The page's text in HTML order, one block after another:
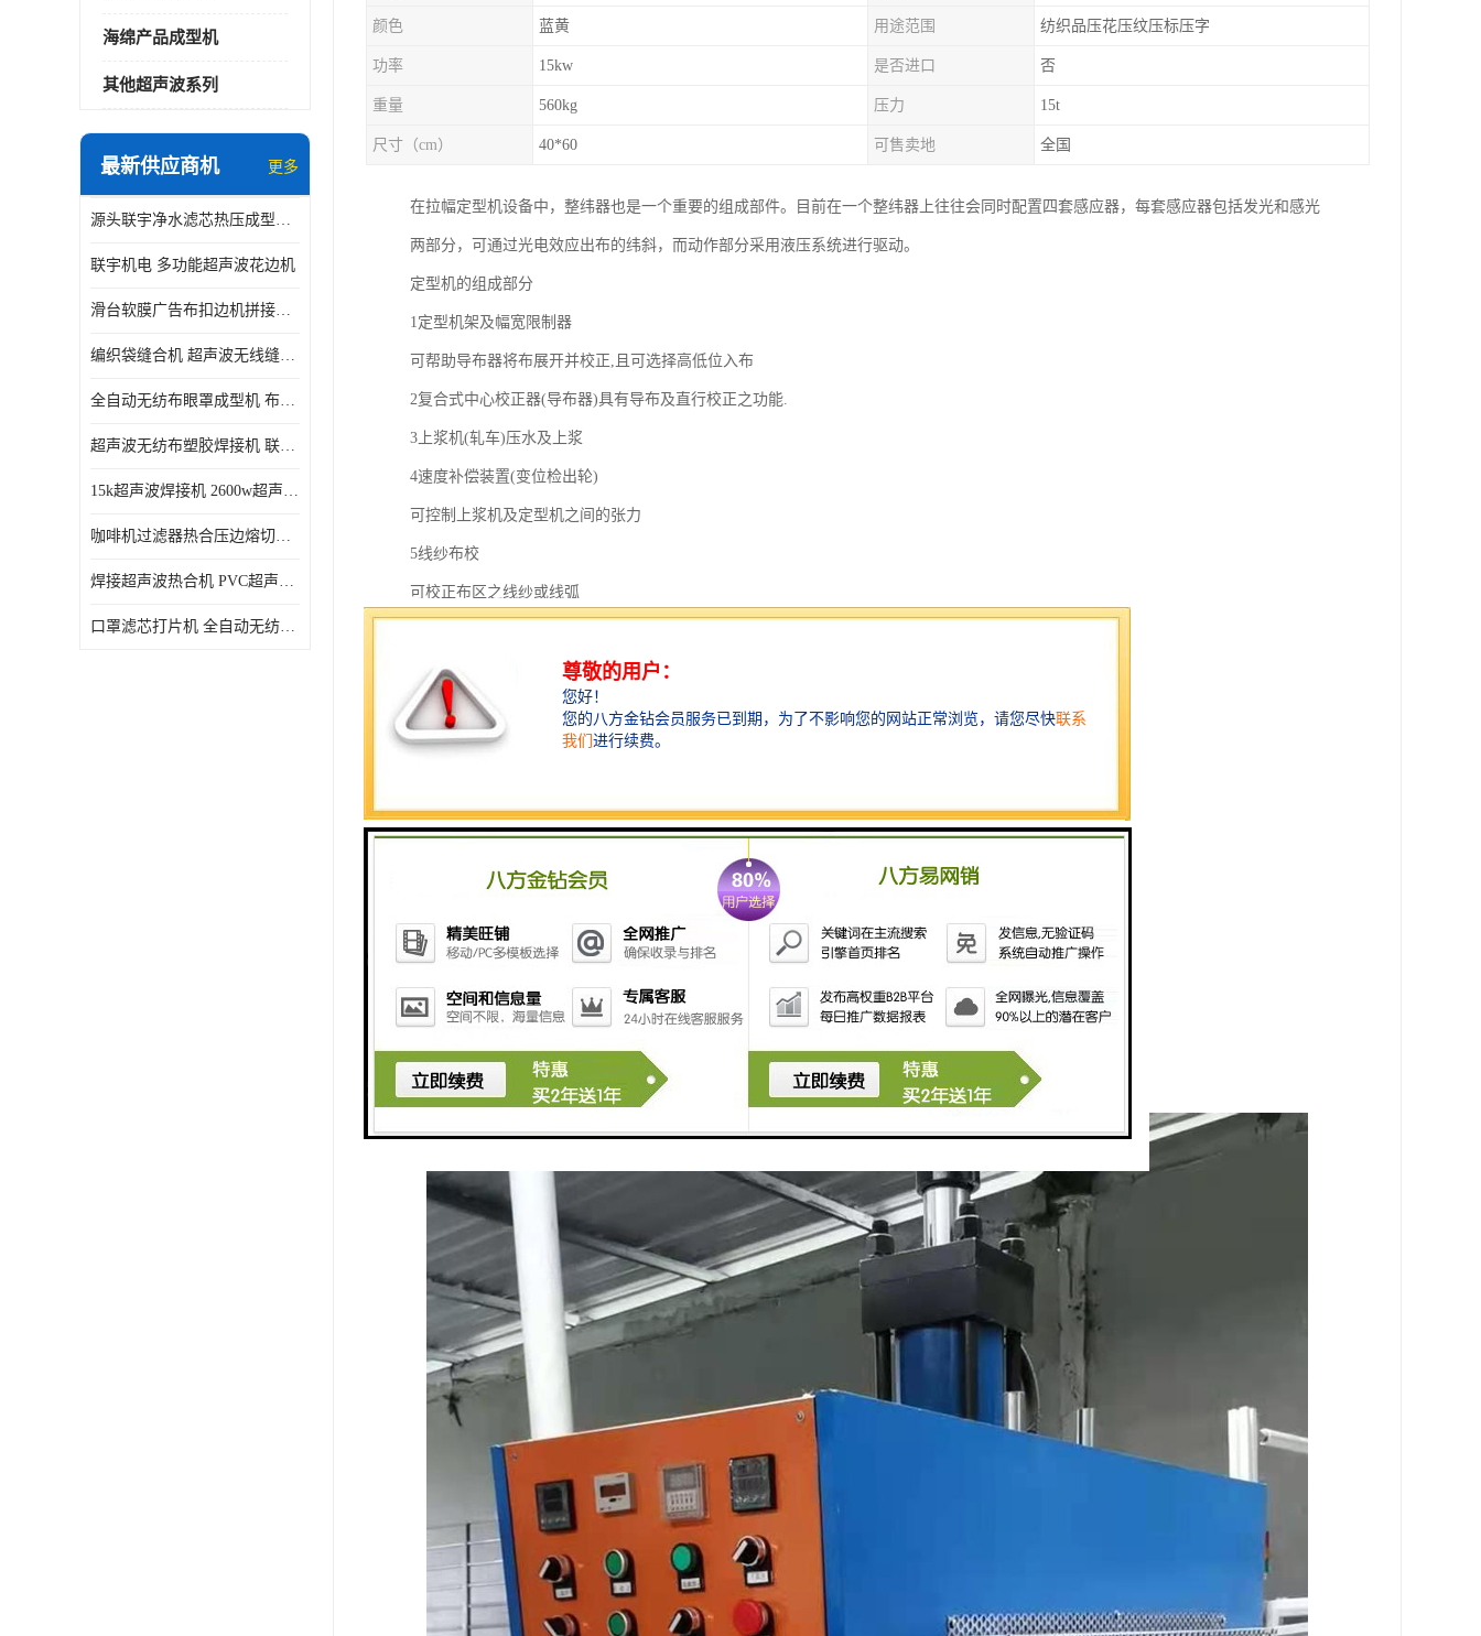
海绵产品成型机
其他超声波系列
最新供应商机 更多
源头联宇净水滤芯热压成型机器 超声波大功率封边机
联宇机电 多功能超声波花边机
滑台软膜广告布扣边机拼接机用于焊接热合拼接作用
编织袋缝合机 超声波无线缝合机 厂家现货供应
全自动无纺布眼罩成型机 布料海绵眼罩热合切边机
超声波无纺布塑胶焊接机 联宇制造
15k超声波焊接机 2600w超声波焊接机 联宇制造
咖啡机过滤器热合压边熔切机 超声波无纺布喷胶棉热合机
焊接超声波热合机 PVC超声波焊接机 无纺布超声波设备
口罩滤芯打片机 全自动无纺布压花压标设备 多层料复合机
颜色 蓝黄 用途范围 纺织品压花压纹压标压字
功率 15kw 是否进口 否
重量 560kg 压力 15t
尺寸（cm） 40*60 可售卖地 全国
在拉幅定型机设备中，整纬器也是一个重要的组成部件。目前在一个整纬器上往往会同时配置四套感应器，每套感应器包括发光和感光
两部分，可通过光电效应出布的纬斜，而动作部分采用液压系统进行驱动。
定型机的组成部分
1定型机架及幅宽限制器
可帮助导布器将布展开并校正,且可选择高低位入布
2复合式中心校正器(导布器)具有导布及直行校正之功能.
3上浆机(轧车)压水及上浆
4速度补偿装置(变位检出轮)
可控制上浆机及定型机之间的张力
5线纱布校
可校正布区之线纱或线弧
将所有电动调整功能集中于箱上方,
涵盖全机95%之操作功能.
7展边器及布边
8箱及缩拉码上针喂布装置
11幅宽调整机
12排风系统
13出布装置摆布/卷布
有摆布及卷布二种出布方式